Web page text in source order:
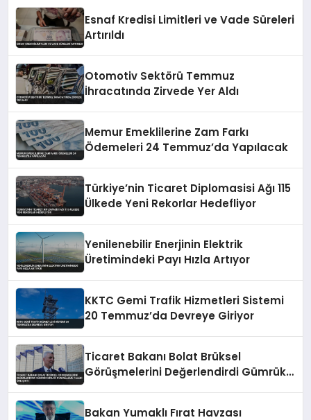
Esnaf Kredisi Limitleri ve Vade Süreleri
Artırıldı
Otomotiv Sektörü Temmuz
İhracatında Zirvede Yer Aldı
Memur Emeklilerine Zam Farkı
Ödemeleri 24 Temmuz’da Yapılacak
Türkiye’nin Ticaret Diplomasisi Ağı 115
Ülkede Yeni Rekorlar Hedefliyor
Yenilenebilir Enerjinin Elektrik
Üretimindeki Payı Hızla Artıyor
KKTC Gemi Trafik Hizmetleri Sistemi
20 Temmuz’da Devreye Giriyor
Ticaret Bakanı Bolat Brüksel
Görüşmelerini Değerlendirdi Gümrük
Bakan Yumaklı Fırat Havzası